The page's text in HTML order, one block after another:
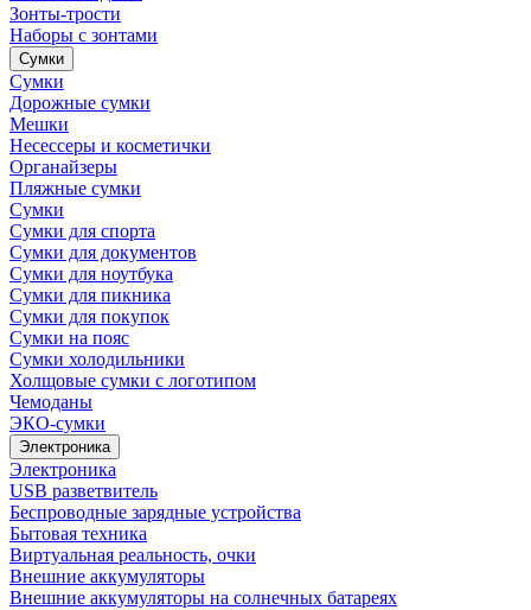
Зонты-трости
Наборы с зонтами
Сумки
Сумки
Дорожные сумки
Мешки
Несессеры и косметички
Органайзеры
Пляжные сумки
Сумки
Сумки для спорта
Сумки для документов
Сумки для ноутбука
Сумки для пикника
Сумки для покупок
Сумки на пояс
Сумки холодильники
Холщовые сумки с логотипом
Чемоданы
ЭКО-сумки
Электроника
Электроника
USB разветвитель
Беспроводные зарядные устройства
Бытовая техника
Виртуальная реальность, очки
Внешние аккумуляторы
Внешние аккумуляторы на солнечных батареях